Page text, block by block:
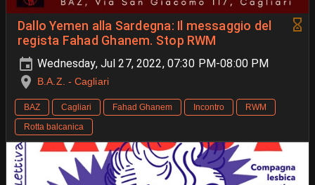
Dallo Yemen alla Sardegna: Il messaggio del
regista Fahad Ghanem. Stop RWM
Wednesday, Jul 27, 2022, 07:30 PM-08:00 PM
B.A.Z. - Cagliari
BAZ Cagliari Fahad Ghanem Incontro
RWM
Rotta balcanica